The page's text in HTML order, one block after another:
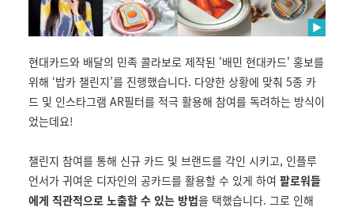
현대카드와 배달의 민족 콜라보로 제작된 '배민 현대카드' 홍보를
위해 ‘밥카 챌린지’를 진행했습니다. 다양한 상황에 맞춰 5종 카
드 및 인스타그램 AR필터를 적극 활용해 참여를 독려하는 방식이
었는데요!
챌린지 참여를 통해 신규 카드 및 브랜드를 각인 시키고, 인플루
언서가 귀여운 디자인의 공카드를 활용할 수 있게 하여 팔로워들
에게 직관적으로 노출할 수 있는 방법을 택했습니다. 그로 인해